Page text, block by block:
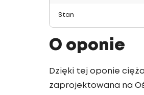
Stan
O oponie
Dzięki tej oponie
zaprojektowana na